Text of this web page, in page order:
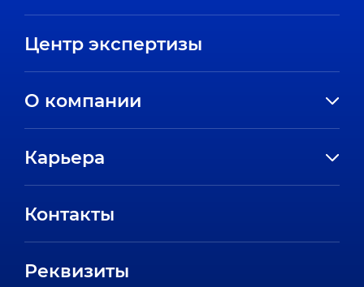
Центр экспертизы
О компании
Направления
Карьера
Контакты
Реквизиты